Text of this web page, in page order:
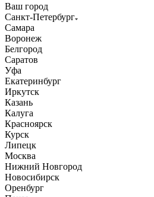
Ваш город
Санкт-Петербург
Самара
Воронеж
Белгород
Саратов
Уфа
Екатеринбург
Иркутск
Казань
Калуга
Красноярск
Курск
Липецк
Москва
Нижний Новгород
Новосибирск
Оренбург